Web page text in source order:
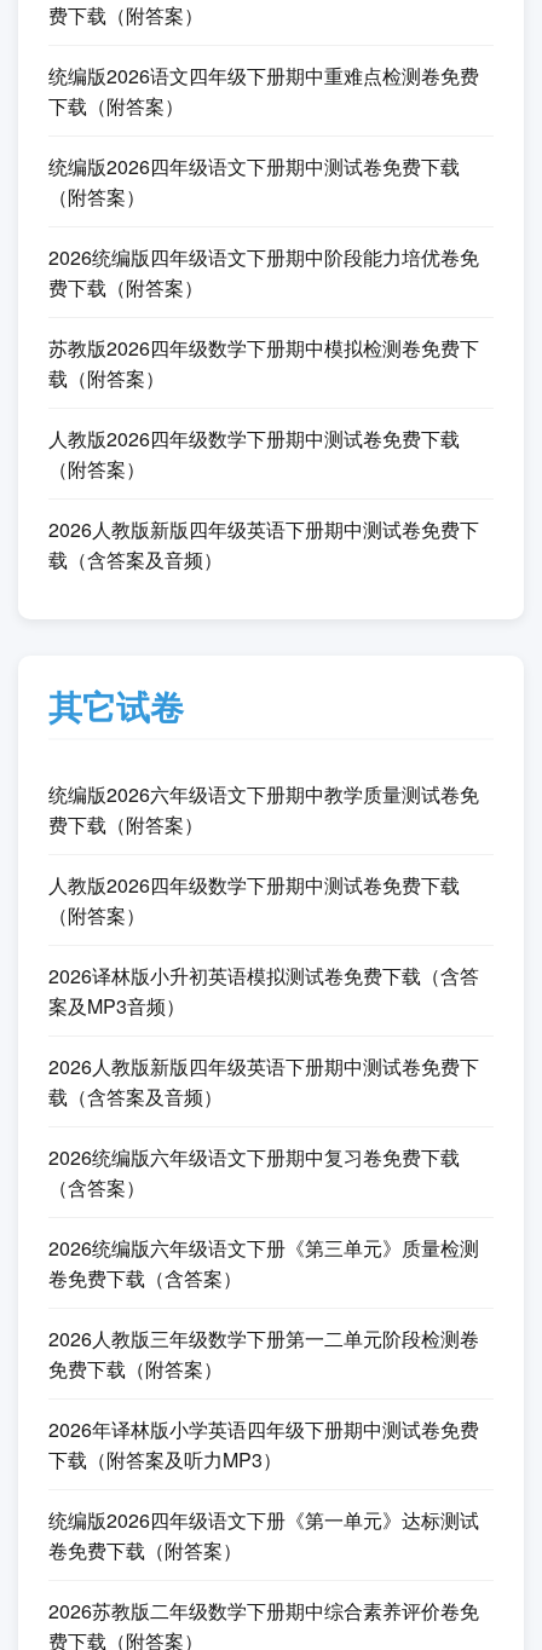
费下载（附答案）
统编版2026语文四年级下册期中重难点检测卷免费
下载（附答案）
统编版2026四年级语文下册期中测试卷免费下载
（附答案）
2026统编版四年级语文下册期中阶段能力培优卷免
费下载（附答案）
苏教版2026四年级数学下册期中模拟检测卷免费下
载（附答案）
人教版2026四年级数学下册期中测试卷免费下载
（附答案）
2026人教版新版四年级英语下册期中测试卷免费下
载（含答案及音频）
其它试卷
统编版2026六年级语文下册期中教学质量测试卷免
费下载（附答案）
人教版2026四年级数学下册期中测试卷免费下载
（附答案）
2026译林版小升初英语模拟测试卷免费下载（含答
案及MP3音频）
2026人教版新版四年级英语下册期中测试卷免费下
载（含答案及音频）
2026统编版六年级语文下册期中复习卷免费下载
（含答案）
2026统编版六年级语文下册《第三单元》质量检测
卷免费下载（含答案）
2026人教版三年级数学下册第一二单元阶段检测卷
免费下载（附答案）
2026年译林版小学英语四年级下册期中测试卷免费
下载（附答案及听力MP3）
统编版2026四年级语文下册《第一单元》达标测试
卷免费下载（附答案）
2026苏教版二年级数学下册期中综合素养评价卷免
费下载（附答案）